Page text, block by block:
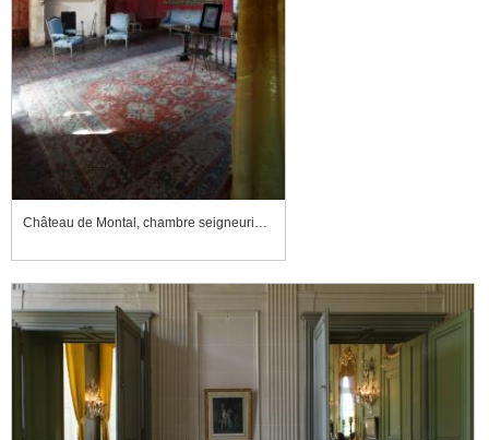
Château de Montal, chambre seigneuriale dite salon Régence